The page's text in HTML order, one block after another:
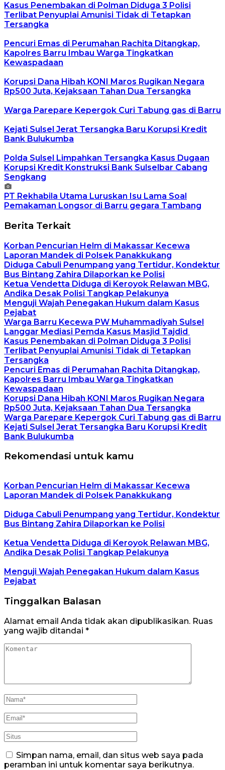
Kasus Penembakan di Polman Diduga 3 Polisi
Terlibat Penyuplai Amunisi Tidak di Tetapkan
Tersangka
Pencuri Emas di Perumahan Rachita Ditangkap,
Kapolres Barru Imbau Warga Tingkatkan
Kewaspadaan
Korupsi Dana Hibah KONI Maros Rugikan Negara
Rp500 Juta, Kejaksaan Tahan Dua Tersangka
Warga Parepare Kepergok Curi Tabung gas di Barru
Kejati Sulsel Jerat Tersangka Baru Korupsi Kredit
Bank Bulukumba
Polda Sulsel Limpahkan Tersangka Kasus Dugaan
Korupsi Kredit Konstruksi Bank Sulselbar Cabang
Sengkang
PT Rekhabila Utama Luruskan Isu Lama Soal
Pemakaman Longsor di Barru gegara Tambang
Berita Terkait
Korban Pencurian Helm di Makassar Kecewa
Laporan Mandek di Polsek Panakkukang
Diduga Cabuli Penumpang yang Tertidur, Kondektur
Bus Bintang Zahira Dilaporkan ke Polisi
Ketua Vendetta Diduga di Keroyok Relawan MBG,
Andika Desak Polisi Tangkap Pelakunya
Menguji Wajah Penegakan Hukum dalam Kasus
Pejabat
Warga Barru Kecewa PW Muhammadiyah Sulsel
Langgar Mediasi Pemda Kasus Masjid Tajdid
Kasus Penembakan di Polman Diduga 3 Polisi
Terlibat Penyuplai Amunisi Tidak di Tetapkan
Tersangka
Pencuri Emas di Perumahan Rachita Ditangkap,
Kapolres Barru Imbau Warga Tingkatkan
Kewaspadaan
Korupsi Dana Hibah KONI Maros Rugikan Negara
Rp500 Juta, Kejaksaan Tahan Dua Tersangka
Warga Parepare Kepergok Curi Tabung gas di Barru
Kejati Sulsel Jerat Tersangka Baru Korupsi Kredit
Bank Bulukumba
Rekomendasi untuk kamu
Korban Pencurian Helm di Makassar Kecewa
Laporan Mandek di Polsek Panakkukang
Diduga Cabuli Penumpang yang Tertidur, Kondektur
Bus Bintang Zahira Dilaporkan ke Polisi
Ketua Vendetta Diduga di Keroyok Relawan MBG,
Andika Desak Polisi Tangkap Pelakunya
Menguji Wajah Penegakan Hukum dalam Kasus
Pejabat
Tinggalkan Balasan
Alamat email Anda tidak akan dipublikasikan. Ruas
yang wajib ditandai *
Simpan nama, email, dan situs web saya pada
peramban ini untuk komentar saya berikutnya.